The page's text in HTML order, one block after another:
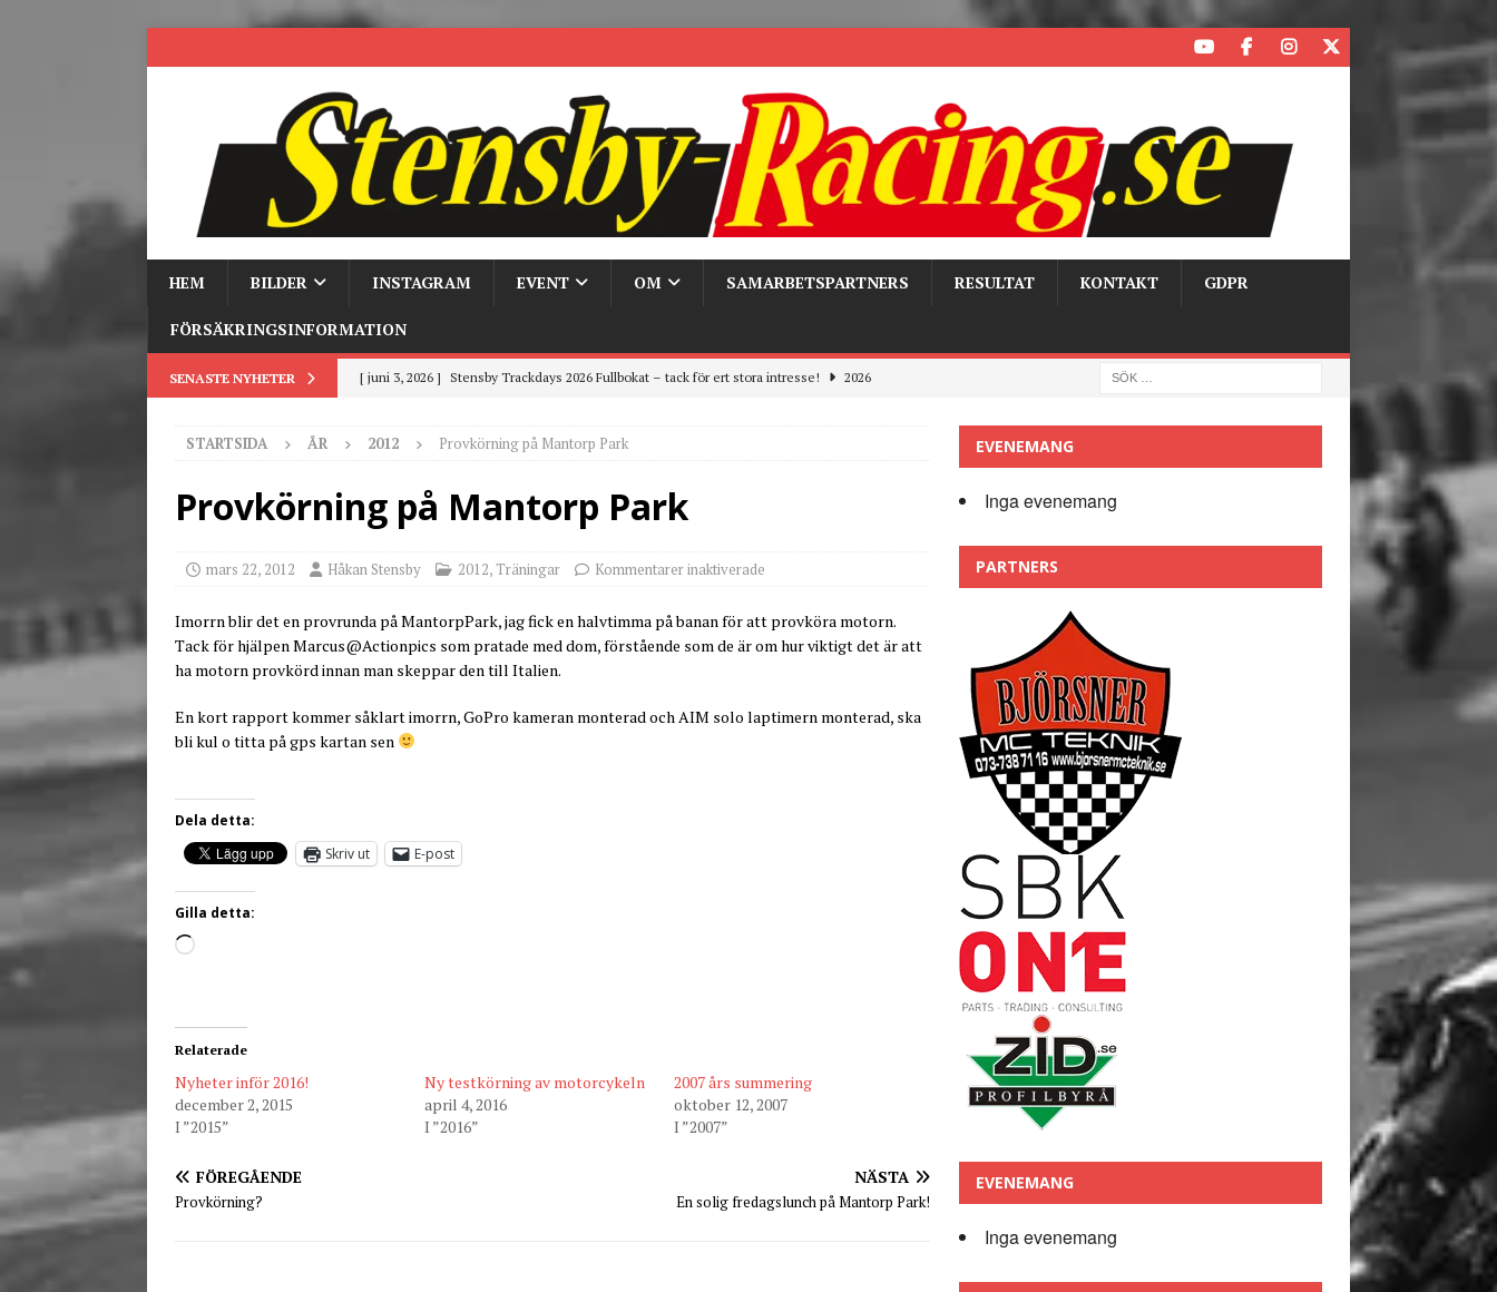
HEM BILDER INSTAGRAM EVENT OM SAMARBETSPARTNERS RESULTAT KONTAKT GDPR
FÖRSÄKRINGSINFORMATION
SENASTE NYHETER [ juni 3, 2026 ] Stensby Trackdays 2026 Fullbokat – tack för ert stora intresse! 2026
[ mars 9, 2026 ] Trackdays och Pirelli – detta hände verkligen!
[ juni 26, 2026 ]
[ juni 23, 2026 ] Tack för bandagarna 2026, nu blickar vi mot 2027
STARTSIDA ÅR 2012 Provkörning på Mantorp Park
Provkörning på Mantorp Park
mars 22, 2012 Håkan Stensby 2012, Träningar Kommentarer inaktiverade
Imorrn blir det en provrunda på MantorpPark, jag fick en halvtimma på banan för att provköra motorn.
Tack för hjälpen Marcus@Actionpics som pratade med dom, förstående som de är om hur viktigt det är att
ha motorn provkörd innan man skeppar den till Italien.
En kort rapport kommer såklart imorrn, GoPro kameran monterad och AIM solo laptimern monterad, ska
bli kul o titta på gps kartan sen
Dela detta:
Skriv ut
E-post
Gilla detta:
Relaterade
Nyheter inför 2016!
december 2, 2015
I ”2015”
Ny testkörning av motorcykeln
april 4, 2016
I ”2016”
2007 års summering
oktober 12, 2007
I ”2007”
FÖREGÅENDE
Provkörning?
NÄSTA
En solig fredagslunch på Mantorp Park!
EVENEMANG
Inga evenemang
PARTNERS
EVENEMANG
Inga evenemang